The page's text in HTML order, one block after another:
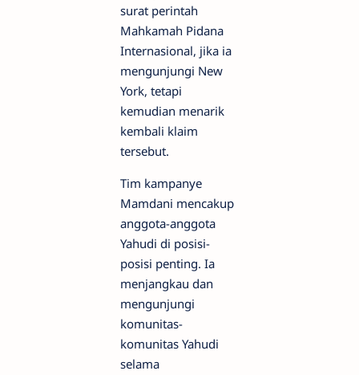
surat perintah
Mahkamah Pidana
Internasional, jika ia
mengunjungi New
York, tetapi
kemudian menarik
kembali klaim
tersebut.
Tim kampanye
Mamdani mencakup
anggota-anggota
Yahudi di posisi-
posisi penting. Ia
menjangkau dan
mengunjungi
komunitas-
komunitas Yahudi
selama